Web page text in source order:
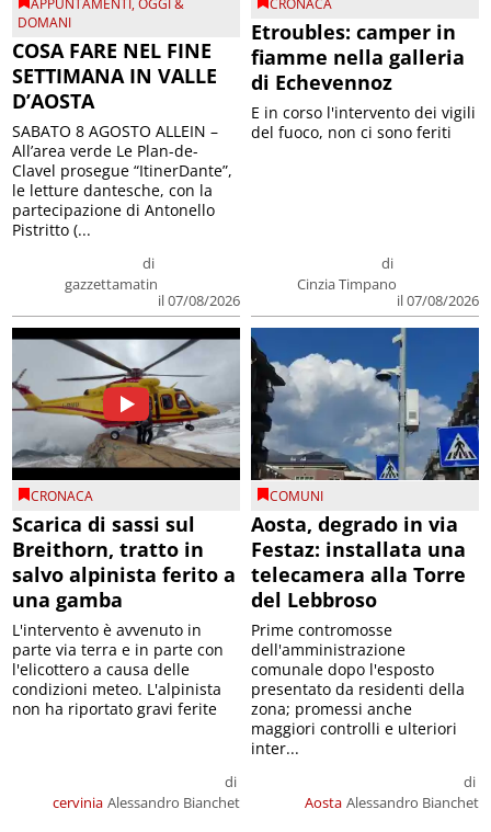
APPUNTAMENTI,OGGI &
DOMANI
COSA FARE NEL FINE
SETTIMANA IN VALLE
D’AOSTA
di
gazzettamatin
il 07/08/2026
SABATO 8 AGOSTO ALLEIN –
All’area verde Le Plan-de-
Clavel prosegue “ItinerDante”,
le letture dantesche, con la
partecipazione di Antonello
Pistritto (...
CRONACA
Etroubles: camper in
fiamme nella galleria
di Echevennoz
di
Cinzia Timpano
il 07/08/2026
E in corso l'intervento dei vigili
del fuoco, non ci sono feriti
CRONACA
Scarica di sassi sul
Breithorn, tratto in
salvo alpinista ferito a
una gamba
cervinia
di
Alessandro Bianchet
L'intervento è avvenuto in
parte via terra e in parte con
l'elicottero a causa delle
condizioni meteo. L'alpinista
non ha riportato gravi ferite
COMUNI
Aosta, degrado in via
Festaz: installata una
telecamera alla Torre
del Lebbroso
Aosta
di
Alessandro Bianchet
Prime contromosse
dell'amministrazione
comunale dopo l'esposto
presentato da residenti della
zona; promessi anche
maggiori controlli e ulteriori
inter...